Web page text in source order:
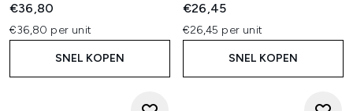
€36,80
€36,80 per unit
SNEL KOPEN
€26,45
€26,45 per unit
SNEL KOPEN